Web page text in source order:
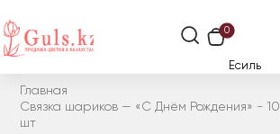
0
Есиль
Главная
Связка шариков — «С Днём Рождения» - 10
шт